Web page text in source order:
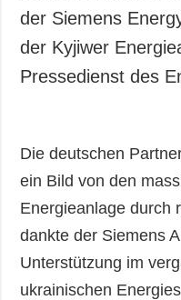
der Siemens
der Kyjiwer
Pressedienst des
Die deutschen
ein Bild von den
Energieanlage durch
dankte der Siemens
Unterstützung im
ukrainischen